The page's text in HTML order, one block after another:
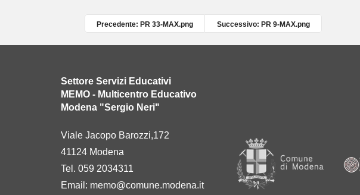
p
v
e
d
r
e
l
i
Precedente: PR 33-MAX.png Successivo: PR 9-MAX.png
Settore Servizi Educativi
MEMO - Multicentro Educativo
Modena "Sergio Neri"
Viale Jacopo Barozzi,172
41124 Modena
Tel. 059 2034311
Email: memo@comune.modena.it